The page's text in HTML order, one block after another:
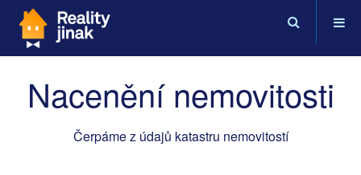
Nacenění nemovitosti
Čerpáme z údajů katastru nemovitostí